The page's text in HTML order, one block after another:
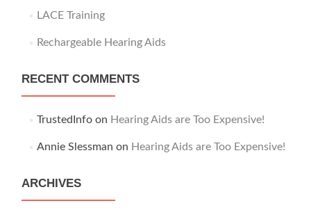
LACE Training
Rechargeable Hearing Aids
RECENT COMMENTS
TrustedInfoon Hearing Aids are Too Expensive!
Annie Slessman on Hearing Aids are Too Expensive!
ARCHIVES